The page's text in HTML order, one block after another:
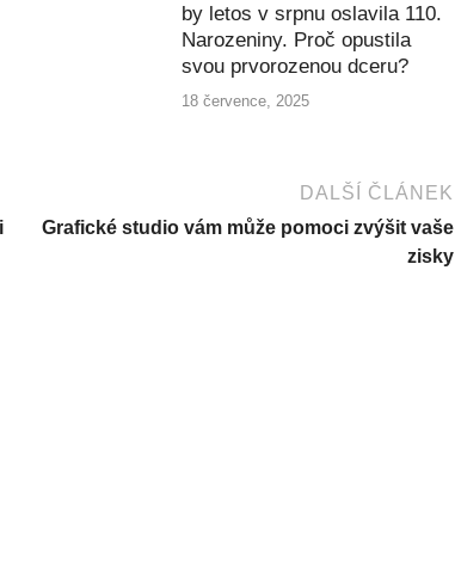
by letos v srpnu oslavila 110.
Narozeniny. Proč opustila
svou prvorozenou dceru?
18 července, 2025
DALŠÍ ČLÁNEK
Grafické studio vám může pomoci zvýšit vaše
zisky